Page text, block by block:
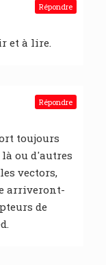
et à lire.
Répondre
toujours
ou d'autres
vectors,
arriveront-
de
Répondre